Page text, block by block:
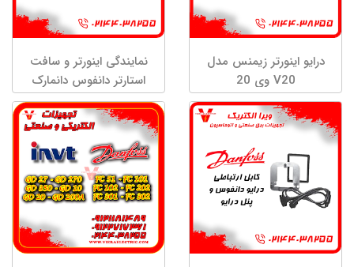
درایو اینورتر زیمنس مدل
V20 وی 20
نمایندگی اینورتر و سافت
استارتر دانفوس دانمارک